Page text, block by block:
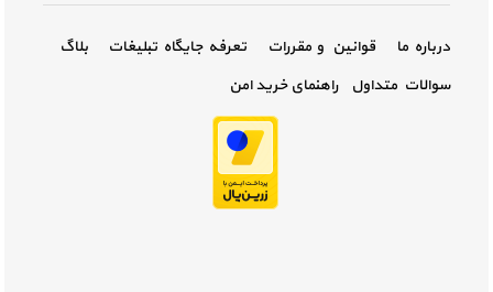
درباره ما قوانین و مقررات تعرفه جایگاه تبلیغات
بلاگ
سوالات متداول
راهنمای خرید امن